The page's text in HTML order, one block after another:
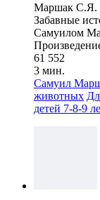
Маршак С.Я.
Забавные
Самуилом
61 552
3 мин.
Самуил
животных
детей 7-8-9